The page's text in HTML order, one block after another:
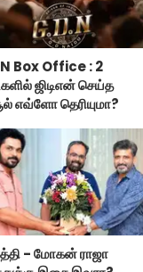
Box Office : 2
ஜிடிஎன் செய்த
எவ்ளோ தெரியுமா?
- மோகன் ராஜா